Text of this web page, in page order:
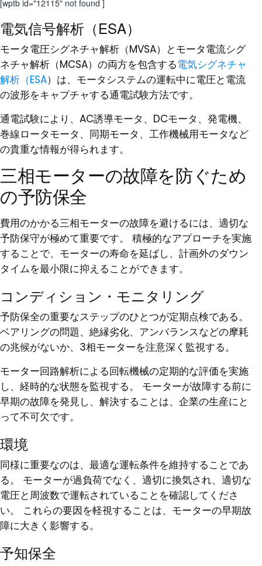
[wptb id="12115" not found ]
電気信号解析（ESA）
モータ電圧シグネチャ解析（MVSA）とモータ電流シグ
ネチャ解析（MCSA）の両方を包含する電気シグネチャ
解析（ESA）は、モータシステムの運転中に電圧と電流
の波形をキャプチャする通電試験方法です。
通電試験により、AC誘導モータ、DCモータ、発電機、
巻線ロータモータ、同期モータ、工作機械用モータなど
の貴重な情報が得られます。
三相モーターの故障を防ぐため
の予防保全
費用のかかる三相モーターの故障を避けるには、適切な
予防保守が極めて重要です。 積極的なアプローチを実施
することで、モーターの寿命を延ばし、計画外のダウン
タイムを最小限に抑えることができます。
コンディション・モニタリング
予防保全の重要なステップのひとつが定期点検である。
ベアリングの問題、絶縁劣化、アンバランスなどの摩耗
の兆候がないか、3相モーターを注意深く監視する。
モーター回路解析による回転機械の定期的な評価を実施
し、経時的な状態を監視する。 モーターが故障する前に
早期の故障を発見し、解決することは、企業の生産にと
って不可欠です。
環境
同様に重要なのは、最適な運転条件を維持することであ
る。 モーターが過負荷でなく、適切に換気され、適切な
電圧と周波数で運転されていることを確認してくださ
い。 これらの要因を軽視することは、モーターの早期故
障に大きく影響する。
予知保全